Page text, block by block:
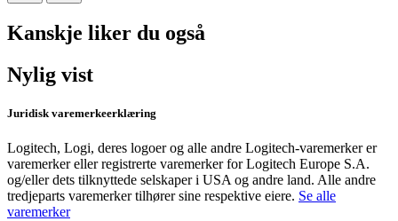
Kanskje liker du også
Nylig vist
Juridisk varemerkeerklæring
Logitech, Logi, deres logoer og alle andre Logitech-varemerker er
varemerker eller registrerte varemerker for Logitech Europe S.A.
og/eller dets tilknyttede selskaper i USA og andre land. Alle andre
tredjeparts varemerker tilhører sine respektive eiere. Se alle
varemerker